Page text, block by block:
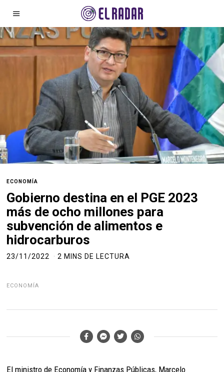
ECONOMÍA
Gobierno destina en el PGE 2023
más de ocho millones para
subvención de alimentos e
hidrocarburos
23/11/2022 2 MINS DE LECTURA
ECONOMÍA
El ministro de Economía y Finanzas Públicas, Marcelo